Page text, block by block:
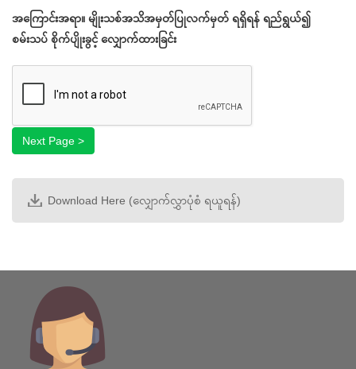
အကြောင်းအရာ။ မျိုးသစ်အသိအမှတ်ပြုလက်မှတ် ရရှိရန် ရည်ရွယ်၍
စမ်းသပ် စိုက်ပျိုးခွင့် လျှောက်ထားခြင်း
အဆင့် ၁
Next Page >
Download Here (လျှောက်လွှာပုံစံ ရယူရန်)